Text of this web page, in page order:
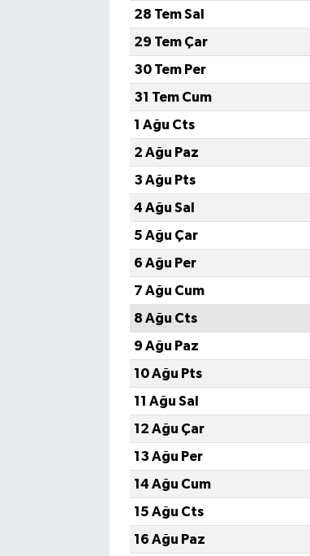
28 Tem Sal
29 Tem Çar
30 Tem Per
31 Tem Cum
1 Ağu Cts
2 Ağu Paz
3 Ağu Pts
4 Ağu Sal
5 Ağu Çar
6 Ağu Per
7 Ağu Cum
8 Ağu Cts
9 Ağu Paz
10 Ağu Pts
11 Ağu Sal
12 Ağu Çar
13 Ağu Per
14 Ağu Cum
15 Ağu Cts
16 Ağu Paz